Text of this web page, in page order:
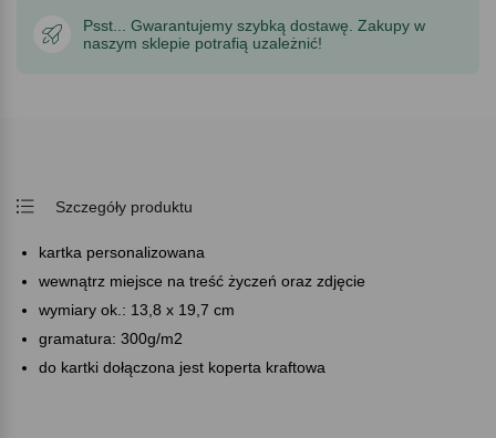
Psst... Gwarantujemy szybką dostawę. Zakupy w
naszym sklepie potrafią uzależnić!
Szczegóły produktu
kartka personalizowana
wewnątrz miejsce na treść życzeń oraz zdjęcie
wymiary ok.: 13,8 x 19,7 cm
gramatura: 300g/m2
do kartki dołączona jest koperta kraftowa